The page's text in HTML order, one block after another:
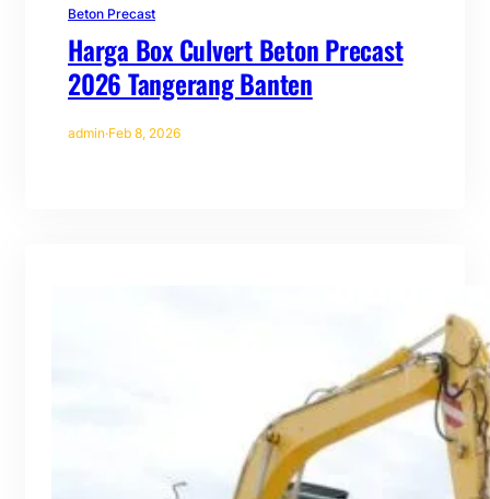
Beton Precast
Harga Box Culvert Beton Precast
2026 Tangerang Banten
admin·Feb 8, 2026